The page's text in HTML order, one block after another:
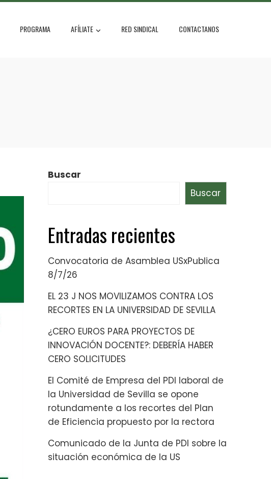
PROGRAMA AFÍLIATE RED SINDICAL CONTACTANOS
Buscar
Buscar
Entradas recientes
Convocatoria de Asamblea USxPublica
8/7/26
EL 23 J NOS MOVILIZAMOS CONTRA LOS
RECORTES EN LA UNIVERSIDAD DE SEVILLA
¿CERO EUROS PARA PROYECTOS DE
INNOVACIÓN DOCENTE?: DEBERÍA HABER
CERO SOLICITUDES
El Comité de Empresa del PDI laboral de
la Universidad de Sevilla se opone
rotundamente a los recortes del Plan
de Eficiencia propuesto por la rectora
Comunicado de la Junta de PDI sobre la
situación económica de la US